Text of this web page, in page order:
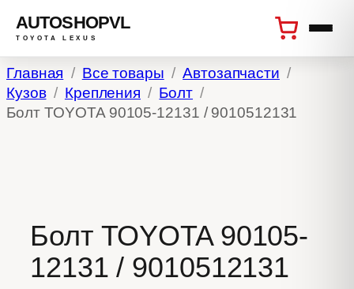
Перейти
к
содержимому
AUTOSHOPVL
TOYOTA LEXUS
Главная Все товары
Автозапчасти
Кузов
Крепления
Болт
Болт TOYOTA 90105-12131 / 9010512131
Болт TOYOTA 90105-
12131 / 9010512131